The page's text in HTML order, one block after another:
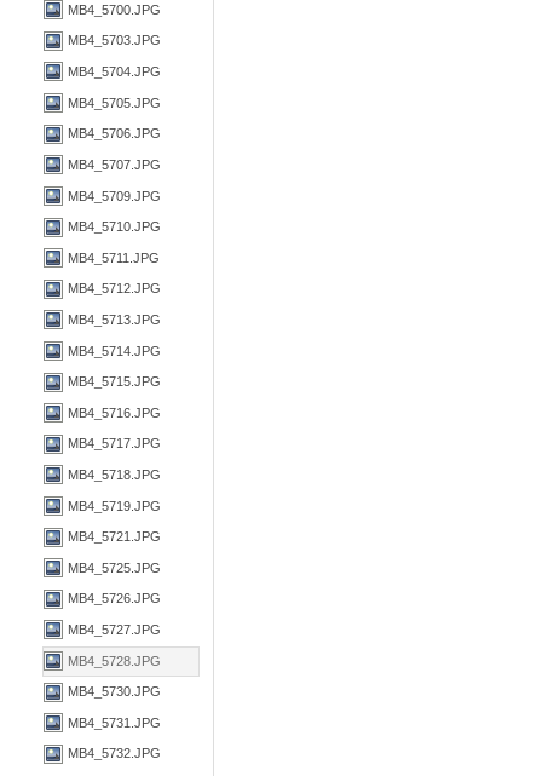
MB4_5700.JPG
MB4_5703.JPG
MB4_5704.JPG
MB4_5705.JPG
MB4_5706.JPG
MB4_5707.JPG
MB4_5709.JPG
MB4_5710.JPG
MB4_5711.JPG
MB4_5712.JPG
MB4_5713.JPG
MB4_5714.JPG
MB4_5715.JPG
MB4_5716.JPG
MB4_5717.JPG
MB4_5718.JPG
MB4_5719.JPG
MB4_5721.JPG
MB4_5725.JPG
MB4_5726.JPG
MB4_5727.JPG
MB4_5728.JPG
MB4_5730.JPG
MB4_5731.JPG
MB4_5732.JPG